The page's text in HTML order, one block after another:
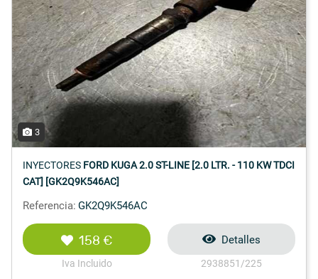
3
INYECTORES FORD KUGA 2.0 ST-LINE [2.0 LTR. - 110 KW TDCI
CAT] [GK2Q9K546AC]
Referencia: GK2Q9K546AC
158 €
Iva Incluido
Detalles
2938851/225